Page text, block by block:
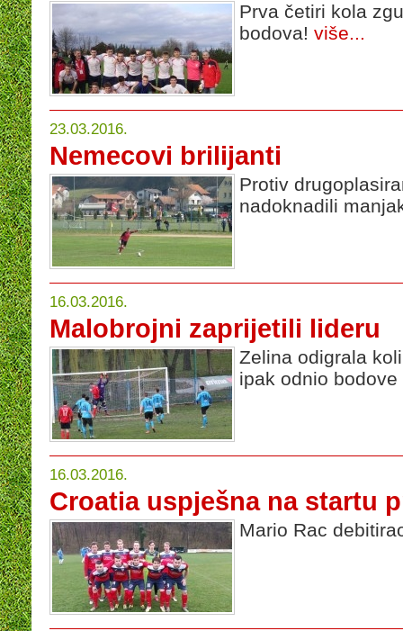
Prva četiri kola
bodova! više...
23.03.2016.
Nemecovi brilijanti
Protiv
nadoknadili
16.03.2016.
Malobrojni zaprijetili lideru
Zelina odigrala
ipak odnio bodove
16.03.2016.
Croatia uspješna na startu
Mario Rac